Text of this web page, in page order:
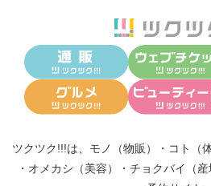
ツクツク!!!は、 モノ（物販） ・ コト（
・ オメカシ（美容） ・ チョクバイ（産